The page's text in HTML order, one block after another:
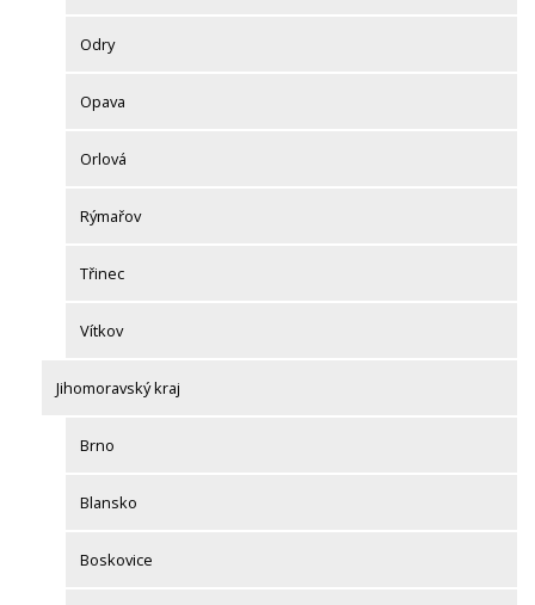
Odry
Opava
Orlová
Rýmařov
Třinec
Vítkov
Jihomoravský kraj
Brno
Blansko
Boskovice